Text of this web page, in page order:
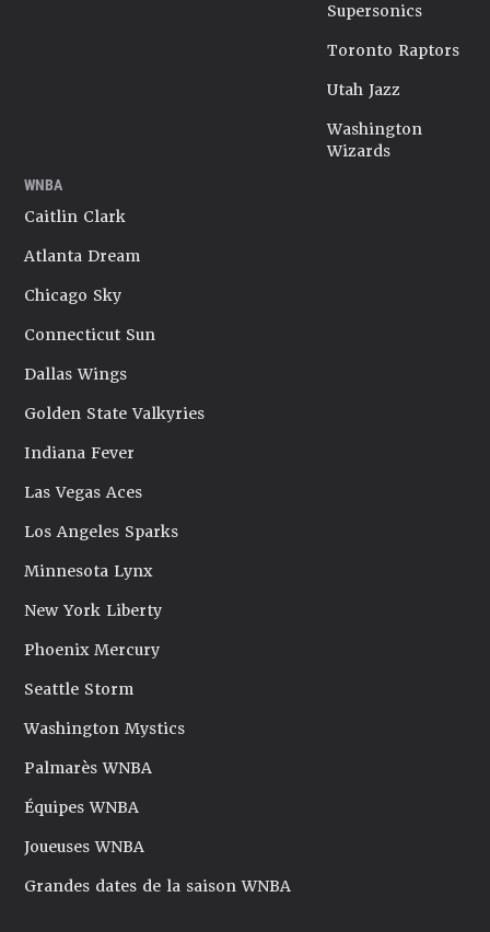
Supersonics
Toronto Raptors
Utah Jazz
Washington
Wizards
WNBA
Caitlin Clark
Atlanta Dream
Chicago Sky
Connecticut Sun
Dallas Wings
Golden State Valkyries
Indiana Fever
Las Vegas Aces
Los Angeles Sparks
Minnesota Lynx
New York Liberty
Phoenix Mercury
Seattle Storm
Washington Mystics
Palmarès WNBA
Équipes WNBA
Joueuses WNBA
Grandes dates de la saison WNBA